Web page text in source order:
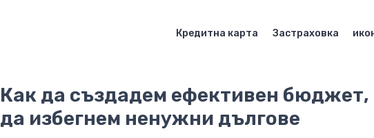
Кредитна карта Застраховка
Как да създадем ефективен бюджет,
да избегнем ненужни дългове